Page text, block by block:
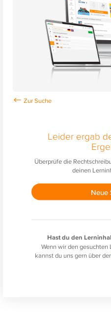
Leider ergab
Überprüfe die
deinen
Neue
Hast du den
Wenn wir den
kannst du uns gern über